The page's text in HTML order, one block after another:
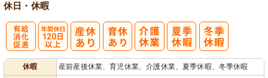
休日・休暇
休暇
産前産後休業、育児休業、介護休業、夏季休暇、冬季休暇